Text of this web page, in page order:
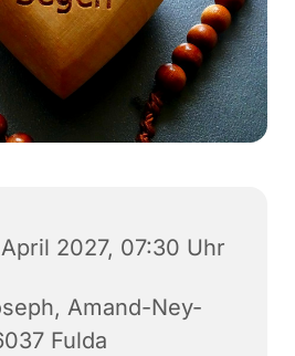
2027, 07:30 Uhr
Amand-Ney-
Fulda